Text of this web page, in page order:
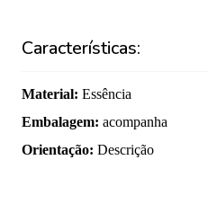
Características:
Material: Essência
Embalagem: acompanha
Orientação: Descrição